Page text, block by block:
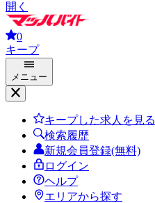
開く
0
キープ
メニュー
キープした求人を見る
検索履歴
新規会員登録(無料)
ログイン
ヘルプ
エリアから探す